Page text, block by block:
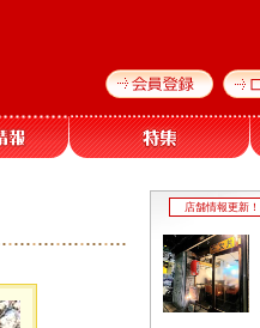
店舗情報更新！